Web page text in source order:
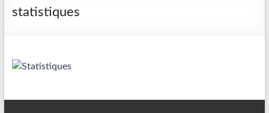
statistiques